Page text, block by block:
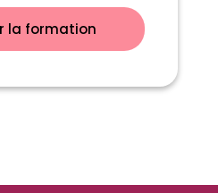
la formation